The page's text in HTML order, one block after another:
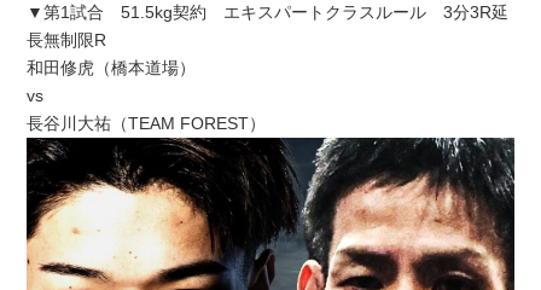
▼第1試合 51.5kg契約 エキスパートクラスルール 3分3R延
長無制限R
和田修虎（橋本道場）
vs
長谷川大祐（TEAM FOREST）